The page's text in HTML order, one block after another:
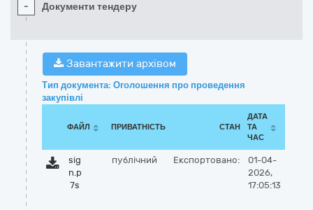
- Документи тендеру
Завантажити архівом
Тип документа: Оголошення про проведення
закупівлі
ФАЙЛ ПРИВАТНІСТЬ СТАН
ДАТА
ТА
ЧАС
sig
n.p
7s
публічний Експортовано:
01-04-
2026,
17:05:13